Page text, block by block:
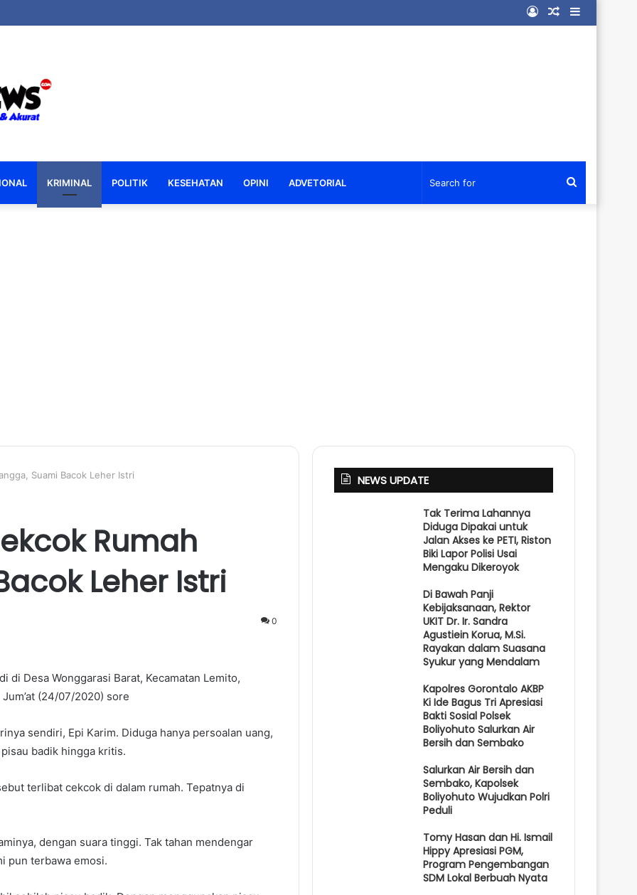
Random
Log
KRIMINAL POLITIK KESEHATAN OPINI ADVETORIAL
Suami Bacok Leher Istri
Rumah
Leher Istri
0
Desa Wonggarasi Barat, Kecamatan Lemito,
(24/07/2020) sore
sendiri, Epi Karim. Diduga hanya persoalan uang,
badik hingga kritis.
terlibat cekcok di dalam rumah. Tepatnya di
dengan suara tinggi. Tak tahan mendengar
pun terbawa emosi.
NEWS UPDATE
Tak Terima Lahannya
Diduga Dipakai untuk
Jalan Akses ke PETI, Riston
Biki Lapor Polisi Usai
Mengaku Dikeroyok
Di Bawah Panji
Kebijaksanaan, Rektor
UKIT Dr. Ir. Sandra
Agustiein Korua, M.Si.
Rayakan dalam Suasana
Syukur yang Mendalam
Kapolres Gorontalo AKBP
Ki Ide Bagus Tri Apresiasi
Bakti Sosial Polsek
Boliyohuto Salurkan Air
Bersih dan Sembako
Salurkan Air Bersih dan
Sembako, Kapolsek
Boliyohuto Wujudkan Polri
Peduli
Tomy Hasan dan Hi. Ismail
Hippy Apresiasi PGM,
Program Pengembangan
SDM Lokal Berbuah Nyata